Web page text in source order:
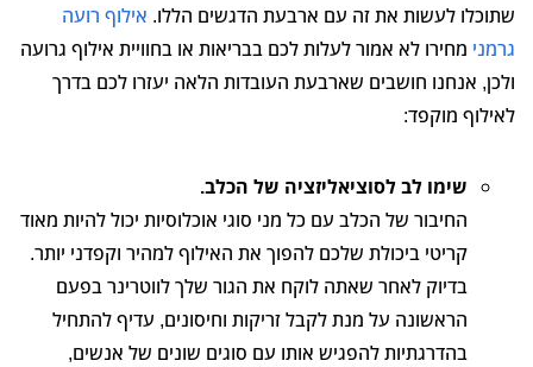
שתוכלו לעשות את זה עם ארבעת הדגשים הללו. אילוף רועה
גרמני מחירו לא אמור לעלות לכם בבריאות או בחוויית אילוף גרועה
ולכן, אנחנו חושבים שארבעת העובדות הלאה יעזרו לכם בדרך
לאילוף מוקפד:
שימו לב לסוציאליזציה של הכלב.
החיבור של הכלב עם כל מני סוגי אוכלוסיות יכול להיות מאוד
קריטי ביכולת שלכם להפוך את האילוף למהיר וקפדני יותר.
בדיוק לאחר שאתה לוקח את הגור שלך לווטרינר בפעם
הראשונה על מנת לקבל זריקות וחיסונים, עדיף להתחיל
בהדרגתיות להפגיש אותו עם סוגים שונים של אנשים,